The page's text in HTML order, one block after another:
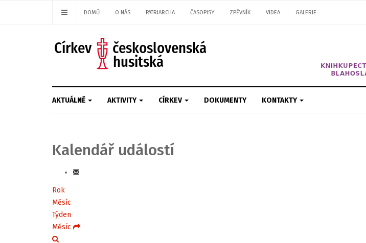
DOMŮ O NÁS PATRIARCHA ČASOPISY ZPĚVNÍK VIDEA GALERIE
AKTUÁLNĚ AKTIVITY CÍRKEV DOKUMENTY KONTAKTY
Kalendář událostí
Rok
Měsíc
Týden
Měsíc